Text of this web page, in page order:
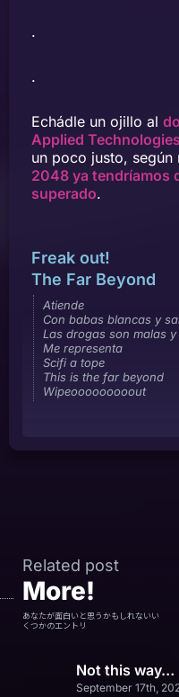
.
.
Echádle un ojillo al
Applied Technologies
un poco justo, según
2048 ya tendríamos
superado.
Freak out!
The Far Beyond
Atiende
Con babas blancas y
Las drogas son malas
Me representa
Scifi a tope
This is the far beyond
Wipeooooooooout
Related post
More!
あなたが面白いと思うかもしれないい
くつかのエントリ
Not this way…
September 17th,